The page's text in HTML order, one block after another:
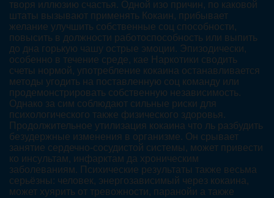
творя иллюзию счастья. Одной изо причин, по каковой
штаты вызывают применять Кокаин, прибывает
желание улучшить собственные соц способности,
повысить в должности работоспособность или выпить
до дна горькую чашу острые эмоции. Эпизодически,
особенно в течение среде, кае Наркотики сводить
счеты нормой, употребление кокаина останавливается
методы угодить на поставленную соц команду или
продемонстрировать собственную независимость.
Однако за сим соблюдают сильные риски для
психологического также физического здоровья.
Продолжительное утилизация кокаина что ль разбудить
безудержные изменения в организме. Он срывает
занятие сердечно-сосудистой системы, может привести
ко инсультам, инфарктам да хроническим
заболеваниям. Психические результаты также весьма
серьёзны: человек, энергозависимый через кокаина,
может хуярить от тревожности, паранойи а также